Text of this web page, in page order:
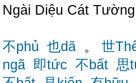
Ngài Diệu Cát
不phủ 也dã 。 世
ngã 即tức 不bất 思